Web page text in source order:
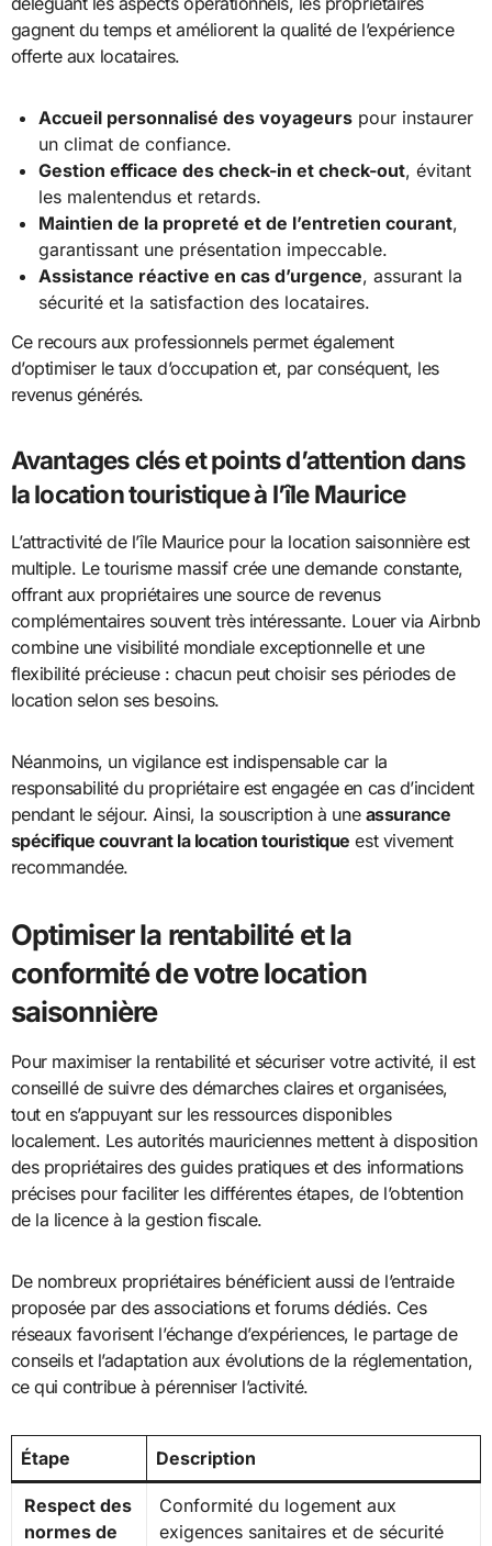
gagnent du temps et améliorent la qualité de l’expérience
offerte aux locataires.
Accueil personnalisé des voyageurs pour instaurer
un climat de confiance.
Gestion efficace des check-in et check-out, évitant
les malentendus et retards.
Maintien de la propreté et de l’entretien courant,
garantissant une présentation impeccable.
Assistance réactive en cas d’urgence, assurant la
sécurité et la satisfaction des locataires.
Ce recours aux professionnels permet également
d’optimiser le taux d’occupation et, par conséquent, les
revenus générés.
Avantages clés et points d’attention dans
la location touristique à l’île Maurice
L’attractivité de l’île Maurice pour la location saisonnière est
multiple. Le tourisme massif crée une demande constante,
offrant aux propriétaires une source de revenus
complémentaires souvent très intéressante. Louer via Airbnb
combine une visibilité mondiale exceptionnelle et une
flexibilité précieuse : chacun peut choisir ses périodes de
location selon ses besoins.
Néanmoins, un vigilance est indispensable car la
responsabilité du propriétaire est engagée en cas d’incident
pendant le séjour. Ainsi, la souscription à une assurance
spécifique couvrant la location touristique est vivement
recommandée.
Optimiser la rentabilité et la
conformité de votre location
saisonnière
Pour maximiser la rentabilité et sécuriser votre activité, il est
conseillé de suivre des démarches claires et organisées,
tout en s’appuyant sur les ressources disponibles
localement. Les autorités mauriciennes mettent à disposition
des propriétaires des guides pratiques et des informations
précises pour faciliter les différentes étapes, de l’obtention
de la licence à la gestion fiscale.
De nombreux propriétaires bénéficient aussi de l’entraide
proposée par des associations et forums dédiés. Ces
réseaux favorisent l’échange d’expériences, le partage de
conseils et l’adaptation aux évolutions de la réglementation,
ce qui contribue à pérenniser l’activité.
Étape Description
Respect des
normes de
Conformité du logement aux
exigences sanitaires et de sécurité